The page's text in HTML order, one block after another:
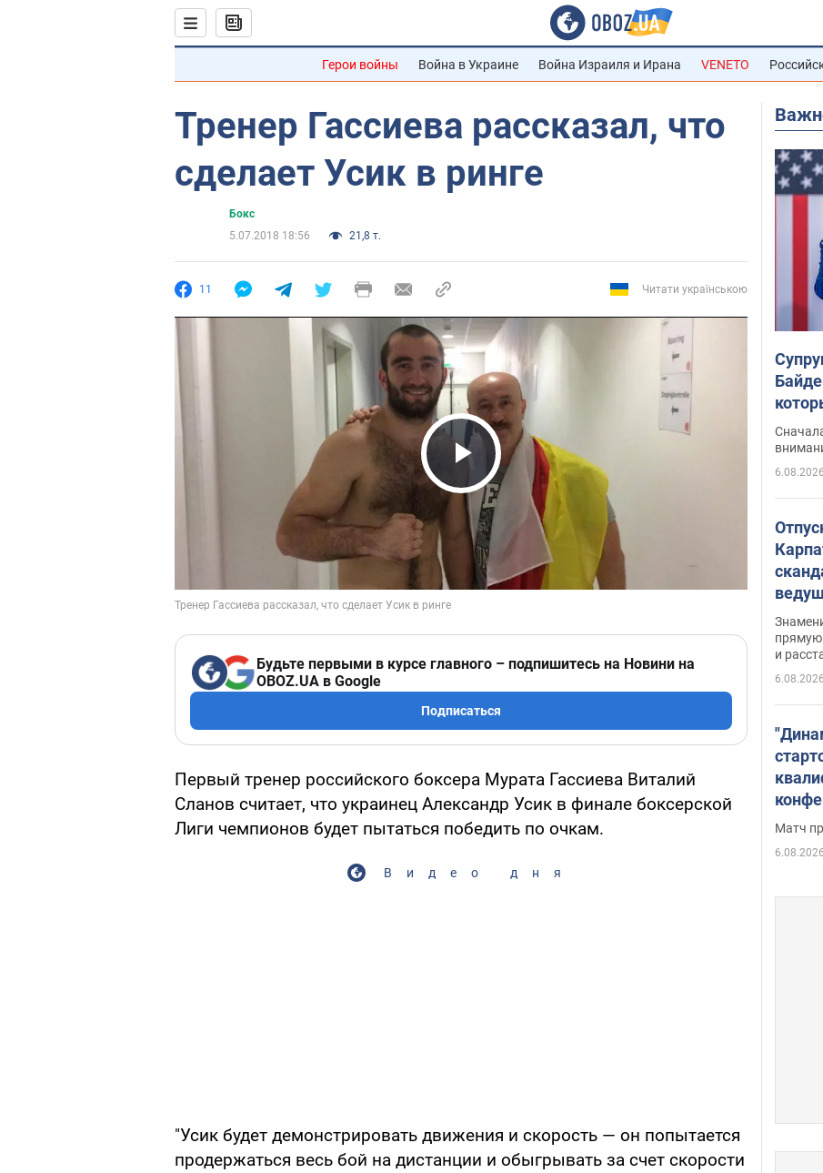
Герои войны Война в Украине Война Израиля и Ирана VENETO
Тренер Гассиева рассказал, что
сделает Усик в ринге
Бокс
5.07.2018 18:56
21,8 т.
11 Читати українською
Play Video
Будьте первыми в курсе главного – подпишитесь на Новини на
OBOZ.UA в Google
Подписаться
Первый тренер российского боксера Мурата Гассиева Виталий
Сланов считает, что украинец Александр Усик в финале боксерской
Лиги чемпионов будет пытаться победить по очкам.
Видео дня
"Усик будет демонстрировать движения и скорость — он попытается
продержаться весь бой на дистанции и обыгрывать за счет скорости
прямую
и
Матч